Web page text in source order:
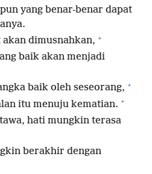
yang benar-benar dapat
dimusnahkan, +
baik akan menjadi
baik oleh seseorang, +
itu menuju kematian. +
hati mungkin terasa
berakhir dengan